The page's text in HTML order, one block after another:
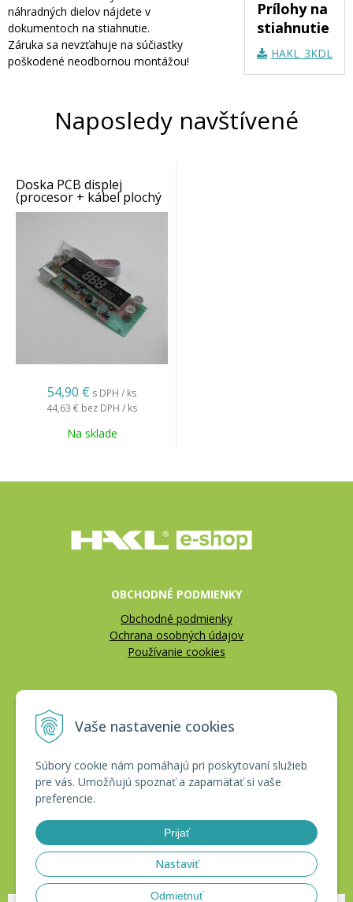
Vaše nastavenie cookies
Súbory cookie nám pomáhajú pri poskytovaní služieb
pre vás. Umožňujú spoznať a zapamätať si vaše
preferencie.
Prijať
Nastaviť
Odmietnuť
Prílohy na
stiahnutie
náhradných dielov nájdete v
dokumentoch na stiahnutie.
Záruka sa nevzťahuje na súčiastky
poškodené neodbornou montážou!
Naposledy navštívené
Doska PCB displej
(procesor + kábel plochý
s konektorom) 3K-DL
54,90 € s DPH / ks
44,63 € bez DPH / ks
Na sklade
OBCHODNÉ PODMIENKY
Obchodné podmienky
Ochrana osobných údajov
Používanie cookies
Reklamačný poriadok
CERTIFIKÁTY